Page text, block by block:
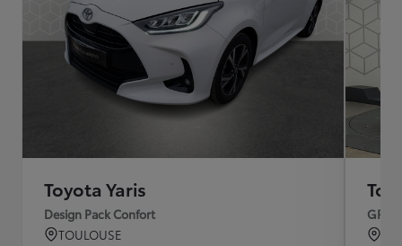
Toyota Yaris
Design Pack Confort
TOULOUSE
GR